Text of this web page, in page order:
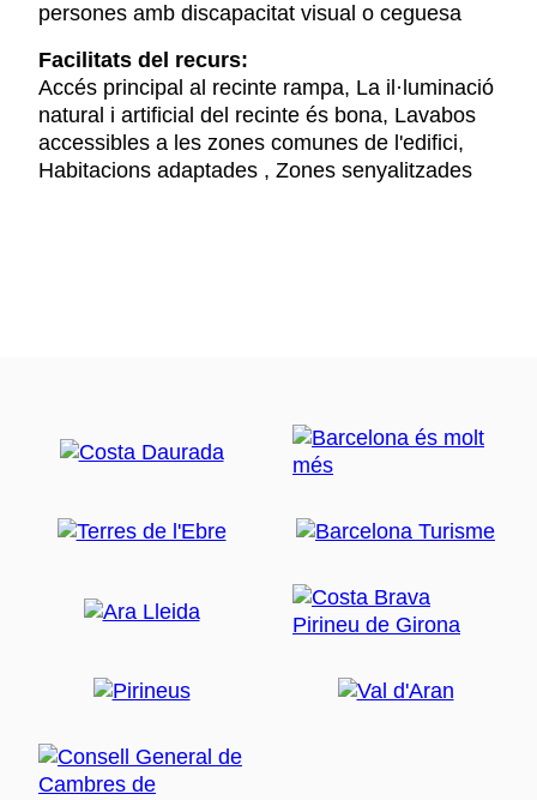
persones amb discapacitat visual o ceguesa
Facilitats del recurs:
Accés principal al recinte rampa, La il·luminació
natural i artificial del recinte és bona, Lavabos
accessibles a les zones comunes de l'edifici,
Habitacions adaptades , Zones senyalitzades